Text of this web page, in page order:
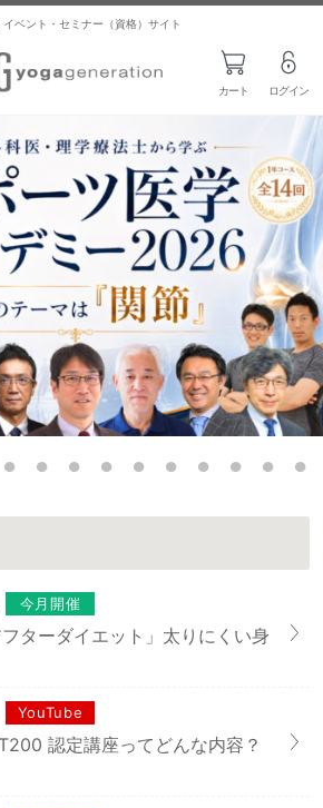
ベント・セミナー（資格）サイト
カート ログイン
今月開催
ターダイエット」太りにくい身
YouTube
認定講座ってどんな内容？